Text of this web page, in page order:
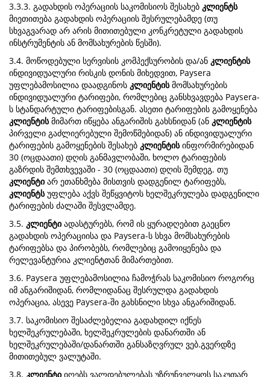
3.3.3. გადახდის ოპერაციის საკომისიოს შესახებ კლიენტს
მიეთითება გადახდის ოპერაციის შესრულებამდე (თუ
სხვაგვარად არ არის მითითებული კონკრეტული გადახდის
ინსტრუმენტის ან მომსახურების წესში).
3.4. მოწოდებული სერვისის კომპექსურობის და/ან კლიენტის
ინდივიდუალური რისკის დონის მიხედვით, Paysera
უფლებამოსილია დაადგინოს კლიენტისმომსახურების
ინდივიდუალური ტარიფები, რომლებიც განსხვავდება Paysera-
ს სტანდარტული ტარიფებისგან. ასეთი ტარიფების გამოყენება
კლიენტისმიმართ იწყება ანგარიშის გახსნიდან (ან კლიენტის
პირველი გაძლიერებული შემოწმებიდან) ან ინდივიდუალური
ტარიფების გამოყენების შესახებ კლიენტისინფორმირებიდან
30 (ოცდაათი) დღის განმავლობაში, ხოლო ტარიფების
გაზრდის შემთხვევაში - 30 (ოცდაათი) დღის შემდეგ. თუ
კლიენტი არ ეთანხმება მისთვის დადგენილ ტარიფებს,
კლიენტსუფლება აქვს შეწყვიტოს ხელშეკრულება დადგენილი
ტარიფების ძალაში შესვლამდე.
3.5. კლიენტი ადასტურებს, რომ ის ყურადღებით გაეცნო
გადახდის ოპერაციისა და Paysera-ს სხვა მომსახურების
ტარიფებსა და პირობებს, რომლებიც გამოიყენება და
რელევანტურია კლიენტთან მიმართებით.
3.6. Paysera უფლებამოსილია ჩამოჭრას საკომისიო როგორც
იმ ანგარიშიდან, რომლიდანაც შესრულდა გადახდის
ოპერაცია, ასევე Paysera-ში გახსნილი სხვა ანგარიშიდან.
3.7. საკომისიო შესაძლებელია გადახდილ იქნეს
ხელშეკრულებაში, ხელშეკრულების დანართში ან
ხელშეკრულებაში/დანართში განსაზღვრულ ვებ.გვერდზე
მითითებულ ვალუტაში.
3.8. კლიენტი იღებს ვალდებულებას უზრუნველყოს საკუთარ